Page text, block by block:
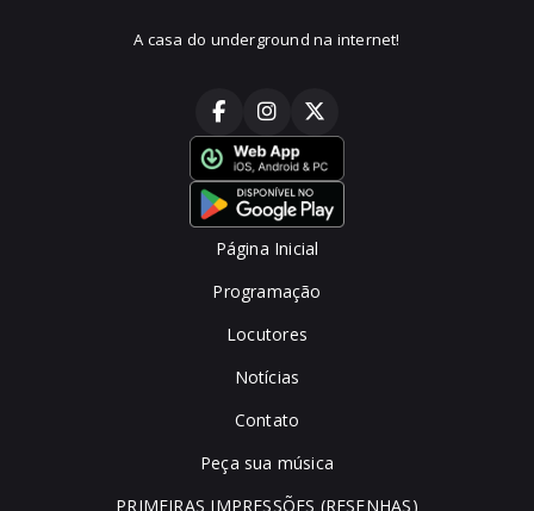
A casa do underground na internet!
Página Inicial
Programação
Locutores
Notícias
Contato
Peça sua música
PRIMEIRAS IMPRESSÕES (RESENHAS)